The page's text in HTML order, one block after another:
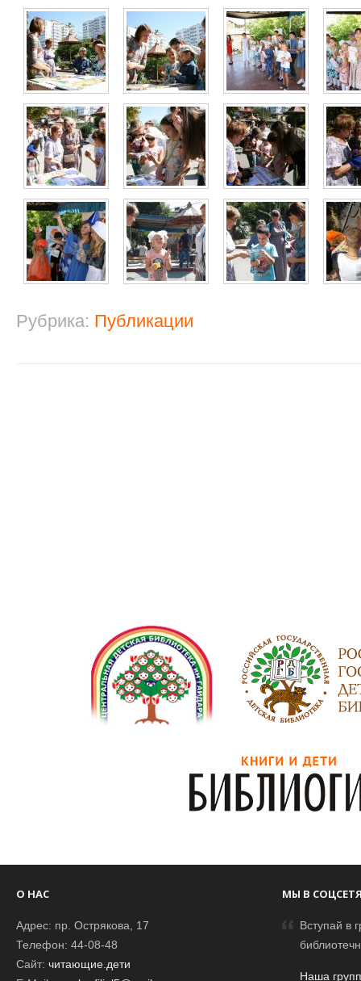
Рубрика: Публикации
О НАС
Адрес: пр. Острякова, 17
Телефон: 44-08-48
Сайт: читающие.дети
МЫ В
Вступай в
Наша